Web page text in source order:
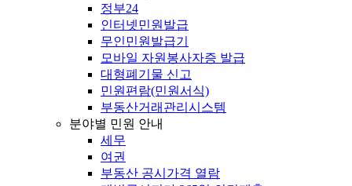
정부24
인터넷민원발급
무인민원발급기
모바일 자원봉사자증 발급
대형폐기물 신고
민원편람(민원서식)
부동산거래관리시스템
분야별 민원 안내
세무
여권
부동산 공시가격 열람